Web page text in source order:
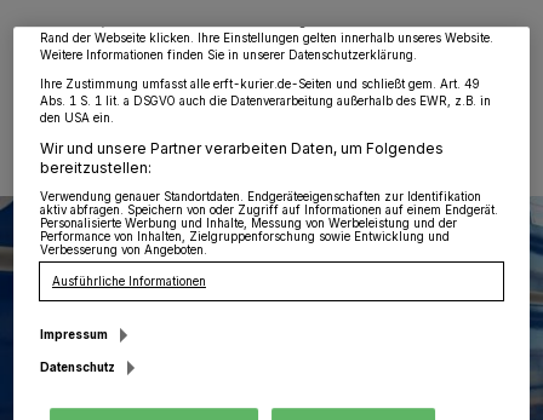
19.09.2025 , 12:44 Uhr Eine Minute Lesezeit
Rand der Webseite klicken. Ihre Einstellungen gelten innerhalb unseres Website.
Weitere Informationen finden Sie in unserer Datenschutzerklärung.
Ihre Zustimmung umfasst alle erft-kurier.de-Seiten und schließt gem. Art. 49
Abs. 1 S. 1 lit. a DSGVO auch die Datenverarbeitung außerhalb des EWR, z.B. in
den USA ein.
Wir und unsere Partner verarbeiten Daten, um Folgendes
bereitzustellen:
Verwendung genauer Standortdaten. Endgeräteeigenschaften zur Identifikation
aktiv abfragen. Speichern von oder Zugriff auf Informationen auf einem Endgerät.
Personalisierte Werbung und Inhalte, Messung von Werbeleistung und der
Performance von Inhalten, Zielgruppenforschung sowie Entwicklung und
Verbesserung von Angeboten.
Ausführliche Informationen
Impressum
Datenschutz